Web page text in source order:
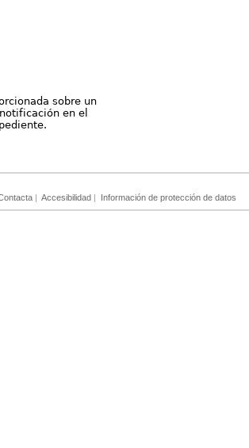
sobre un
en el
| Accesibilidad | Información de protección de datos